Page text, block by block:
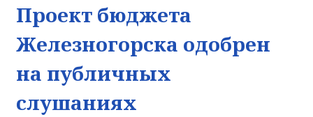
Проект бюджета
Железногорска одобрен
на публичных
слушаниях